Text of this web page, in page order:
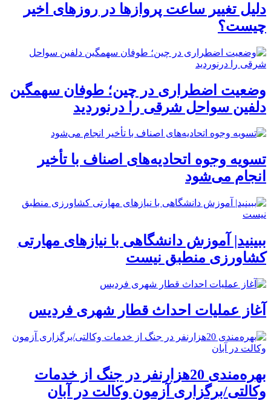
دلیل تغییر ساعت پروازها در روزهای اخیر
چیست؟
وضعیت اضطراری در چین؛ طوفان سهمگین
دلفین سواحل شرقی را درنوردید
تسویه وجوه اتحادیه‌های اصناف با تأخیر
انجام می‌شود
ببینید| آموزش دانشگاهی با نیازهای مهارتی
کشاورزی منطبق نیست
آغاز عملیات احداث قطار شهری فردیس
بهره‌مندی 20هزارنفر در جنگ از خدمات
وکالتی/برگزاری آزمون وکالت در آبان